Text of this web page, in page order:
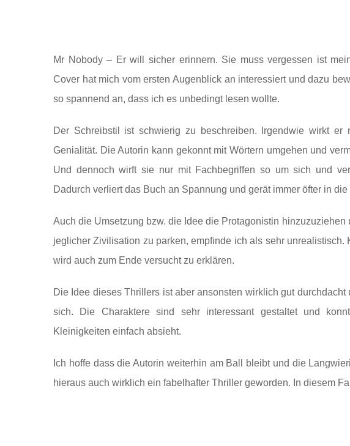
Mr Nobody – Er will sicher erinnern. Sie muss vergessen ist
Cover hat mich vom ersten Augenblick an interessiert und dazu
so spannend an, dass ich es unbedingt lesen wollte.
Der Schreibstil ist schwierig zu beschreiben. Irgendwie wirkt
Genialität. Die Autorin kann gekonnt mit Wörtern umgehen und
Und dennoch wirft sie nur mit Fachbegriffen so um sich und
Dadurch verliert das Buch an Spannung und gerät immer öfter in
Auch die Umsetzung bzw. die Idee die Protagonistin
jeglicher Zivilisation zu parken, empfinde ich als sehr unrealistisch.
wird auch zum Ende versucht zu erklären.
Die Idee dieses Thrillers ist aber ansonsten wirklich gut
sich. Die Charaktere sind sehr interessant gestaltet und
Kleinigkeiten einfach absieht.
Ich hoffe dass die Autorin weiterhin am Ball bleibt und die
hieraus auch wirklich ein fabelhafter Thriller geworden. In diesem